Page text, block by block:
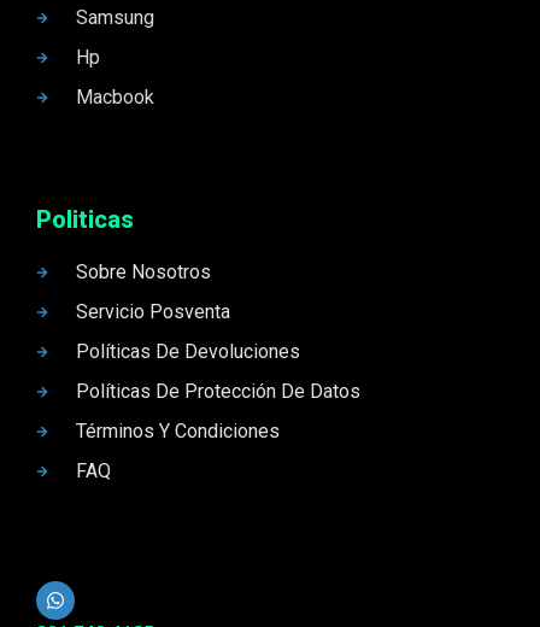
Samsung
Hp
Macbook
Politicas
Sobre Nosotros
Servicio Posventa
Políticas De Devoluciones
Políticas De Protección De Datos
Términos Y Condiciones
FAQ